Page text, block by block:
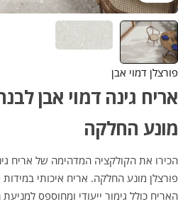
פורצלן דמוי אבן
מונע החלקה
האריח כולל גימור ייעודי ומחוספס